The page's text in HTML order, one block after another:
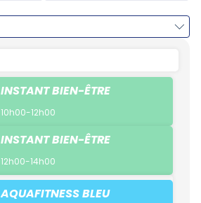
INSTANT BIEN-ÊTRE
10h00-12h00
INSTANT BIEN-ÊTRE
12h00-14h00
AQUAFITNESS BLEU